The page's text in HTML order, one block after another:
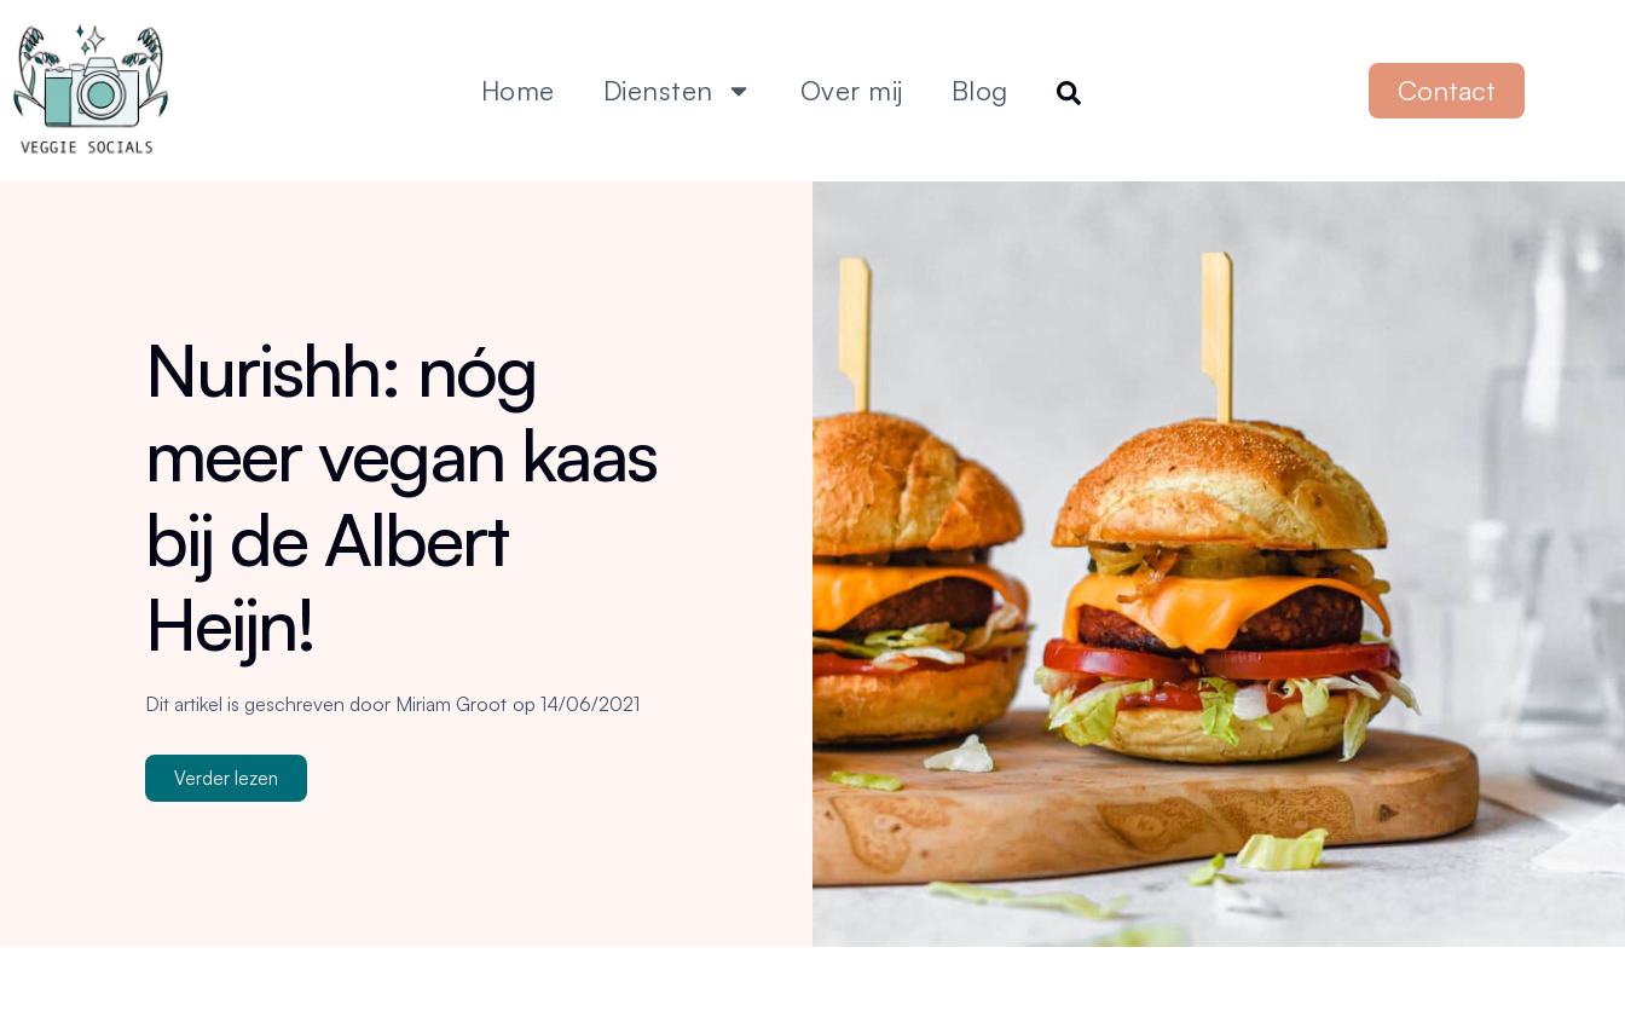
Home Diensten Over mij Blog Contact
Nurishh: nóg
meer vegan kaas
bij de Albert
Heijn!
Dit artikel is geschreven door Miriam Groot op 14/06/2021
Verder lezen